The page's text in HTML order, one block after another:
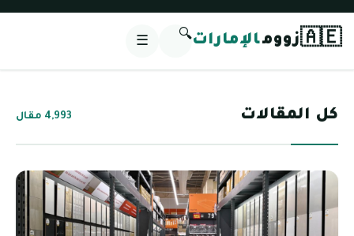
🇦🇪زوومالإمارات🔍
☰
كل المقالات 4,993 مقال